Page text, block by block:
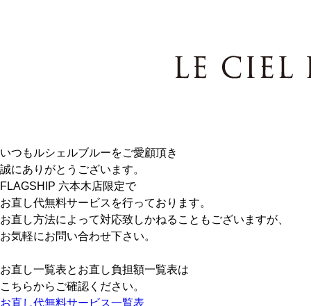
いつもルシェルブルーをご愛顧頂き
誠にありがとうございます。
FLAGSHIP 六本木店限定で
お直し代無料サービスを行っております。
お直し方法によって対応致しかねることもございますが、
お気軽にお問い合わせ下さい。
お直し一覧表とお直し負担額一覧表は
こちらからご確認ください。
お直し代無料サービス一覧表